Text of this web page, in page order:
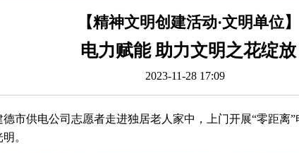
【精神文明创建活动·文明单位】
电力赋能 助力文明之花绽放
2023-11-28 17:09
市供电公司志愿者走进独居老人家中，上门开展“零距离
。